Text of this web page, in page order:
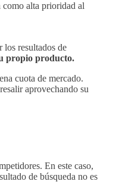
como alta prioridad al
los resultados de
propio producto.
cuota de mercado.
aprovechando su
En este caso,
de búsqueda no es